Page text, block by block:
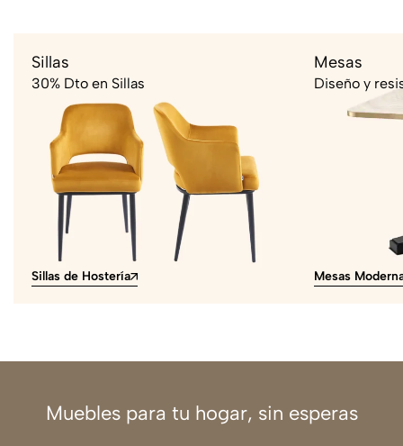
Sillas
30% Dto en Sillas
Sillas de Hostería
Mesas
Diseño y
Mesas
Muebles para tu hogar, sin esperas